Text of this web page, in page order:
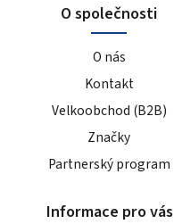
O společnosti
O nás
Kontakt
Velkoobchod (B2B)
Značky
Partnerský program
Informace pro vás